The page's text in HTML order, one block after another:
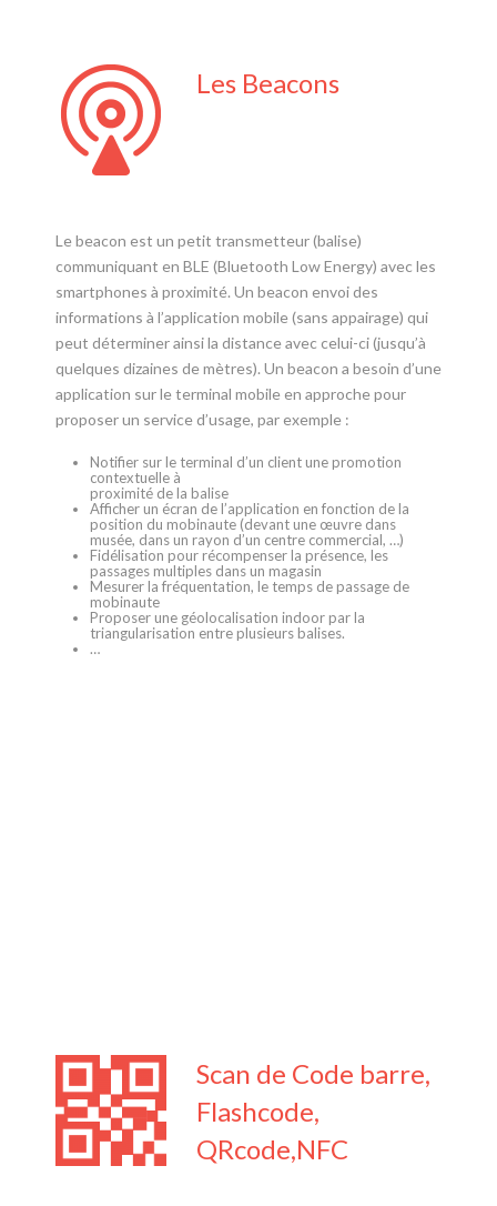
Les Beacons
Le beacon est un petit transmetteur (balise)
communiquant en BLE (Bluetooth Low Energy) avec les
smartphones à proximité. Un beacon envoi des
informations à l’application mobile (sans appairage) qui
peut déterminer ainsi la distance avec celui-ci (jusqu’à
quelques dizaines de mètres). Un beacon a besoin d’une
application sur le terminal mobile en approche pour
proposer un service d’usage, par exemple :
Notifier sur le terminal d’un client une promotion
contextuelle à
proximité de la balise
Afficher un écran de l’application en fonction de la
position du mobinaute (devant une œuvre dans
musée, dans un rayon d’un centre commercial, …)
Fidélisation pour récompenser la présence, les
passages multiples dans un magasin
Mesurer la fréquentation, le temps de passage de
mobinaute
Proposer une géolocalisation indoor par la
triangularisation entre plusieurs balises.
…
Scan de Code barre,
Flashcode,
QRcode,NFC